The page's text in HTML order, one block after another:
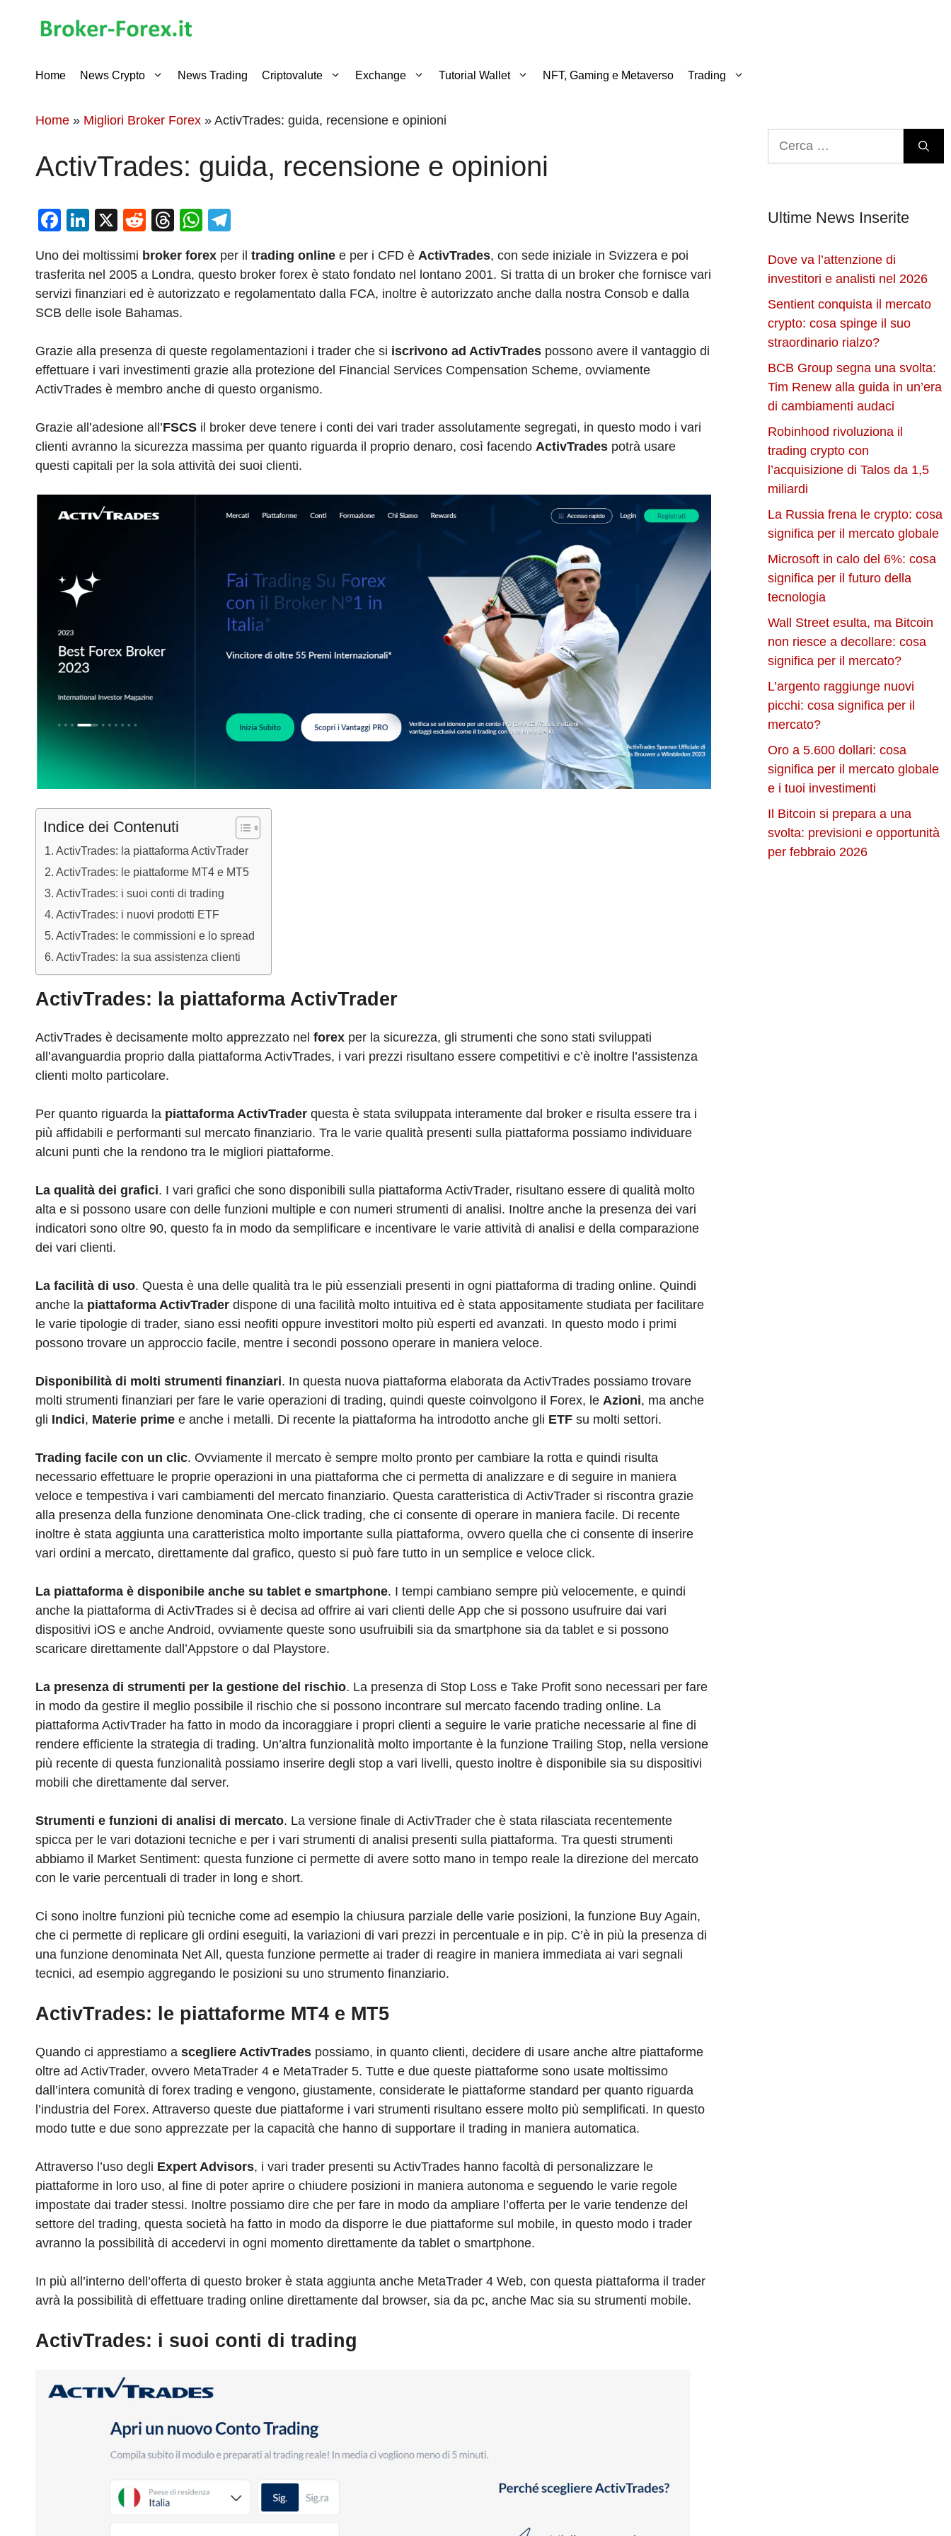
Home News Crypto News Trading Criptovalute Exchange Tutorial Wallet NFT, Gaming e Metaverso Trading
Home » Migliori Broker Forex » ActivTrades: guida, recensione e opinioni
ActivTrades: guida, recensione e opinioni
F
c
e
b
o
k
Li
k
e
dI
X
R
d
di
t
T
e
a
d
W
at
s
p
e
gr
Uno dei moltissimi broker forex per il trading online e per i CFD è ActivTrades, con sede iniziale in Svizzera e poi
trasferita nel 2005 a Londra, questo broker forex è stato fondato nel lontano 2001. Si tratta di un broker che fornisce vari
servizi finanziari ed è autorizzato e regolamentato dalla FCA, inoltre è autorizzato anche dalla nostra Consob e dalla
SCB delle isole Bahamas.
Grazie alla presenza di queste regolamentazioni i trader che si iscrivono ad ActivTrades possono avere il vantaggio di
effettuare i vari investimenti grazie alla protezione del Financial Services Compensation Scheme, ovviamente
ActivTrades è membro anche di questo organismo.
Grazie all’adesione all’FSCS il broker deve tenere i conti dei vari trader assolutamente segregati, in questo modo i vari
clienti avranno la sicurezza massima per quanto riguarda il proprio denaro, così facendo ActivTrades potrà usare
questi capitali per la sola attività dei suoi clienti.
Indice dei Contenuti
ActivTrades: la piattaforma ActivTrader
ActivTrades: le piattaforme MT4 e MT5
ActivTrades: i suoi conti di trading
ActivTrades: i nuovi prodotti ETF
ActivTrades: le commissioni e lo spread
ActivTrades: la sua assistenza clienti
ActivTrades: la piattaforma ActivTrader
ActivTrades è decisamente molto apprezzato nel forex per la sicurezza, gli strumenti che sono stati sviluppati
all’avanguardia proprio dalla piattaforma ActivTrades, i vari prezzi risultano essere competitivi e c’è inoltre l’assistenza
clienti molto particolare.
Per quanto riguarda la piattaforma ActivTrader questa è stata sviluppata interamente dal broker e risulta essere tra i
più affidabili e performanti sul mercato finanziario. Tra le varie qualità presenti sulla piattaforma possiamo individuare
alcuni punti che la rendono tra le migliori piattaforme.
La qualità dei grafici. I vari grafici che sono disponibili sulla piattaforma ActivTrader, risultano essere di qualità molto
alta e si possono usare con delle funzioni multiple e con numeri strumenti di analisi. Inoltre anche la presenza dei vari
indicatori sono oltre 90, questo fa in modo da semplificare e incentivare le varie attività di analisi e della comparazione
dei vari clienti.
La facilità di uso. Questa è una delle qualità tra le più essenziali presenti in ogni piattaforma di trading online. Quindi
anche la piattaforma ActivTrader dispone di una facilità molto intuitiva ed è stata appositamente studiata per facilitare
le varie tipologie di trader, siano essi neofiti oppure investitori molto più esperti ed avanzati. In questo modo i primi
possono trovare un approccio facile, mentre i secondi possono operare in maniera veloce.
Disponibilità di molti strumenti finanziari. In questa nuova piattaforma elaborata da ActivTrades possiamo trovare
molti strumenti finanziari per fare le varie operazioni di trading, quindi queste coinvolgono il Forex, le Azioni, ma anche
gli Indici, Materie prime e anche i metalli. Di recente la piattaforma ha introdotto anche gli ETF su molti settori.
Trading facile con un clic. Ovviamente il mercato è sempre molto pronto per cambiare la rotta e quindi risulta
necessario effettuare le proprie operazioni in una piattaforma che ci permetta di analizzare e di seguire in maniera
veloce e tempestiva i vari cambiamenti del mercato finanziario. Questa caratteristica di ActivTrader si riscontra grazie
alla presenza della funzione denominata One-click trading, che ci consente di operare in maniera facile. Di recente
inoltre è stata aggiunta una caratteristica molto importante sulla piattaforma, ovvero quella che ci consente di inserire
vari ordini a mercato, direttamente dal grafico, questo si può fare tutto in un semplice e veloce click.
La piattaforma è disponibile anche su tablet e smartphone. I tempi cambiano sempre più velocemente, e quindi
anche la piattaforma di ActivTrades si è decisa ad offrire ai vari clienti delle App che si possono usufruire dai vari
dispositivi iOS e anche Android, ovviamente queste sono usufruibili sia da smartphone sia da tablet e si possono
scaricare direttamente dall’Appstore o dal Playstore.
La presenza di strumenti per la gestione del rischio. La presenza di Stop Loss e Take Profit sono necessari per fare
in modo da gestire il meglio possibile il rischio che si possono incontrare sul mercato facendo trading online. La
piattaforma ActivTrader ha fatto in modo da incoraggiare i propri clienti a seguire le varie pratiche necessarie al fine di
rendere efficiente la strategia di trading. Un’altra funzionalità molto importante è la funzione Trailing Stop, nella versione
più recente di questa funzionalità possiamo inserire degli stop a vari livelli, questo inoltre è disponibile sia su dispositivi
mobili che direttamente dal server.
Strumenti e funzioni di analisi di mercato. La versione finale di ActivTrader che è stata rilasciata recentemente
spicca per le vari dotazioni tecniche e per i vari strumenti di analisi presenti sulla piattaforma. Tra questi strumenti
abbiamo il Market Sentiment: questa funzione ci permette di avere sotto mano in tempo reale la direzione del mercato
con le varie percentuali di trader in long e short.
Ci sono inoltre funzioni più tecniche come ad esempio la chiusura parziale delle varie posizioni, la funzione Buy Again,
che ci permette di replicare gli ordini eseguiti, la variazioni di vari prezzi in percentuale e in pip. C’è in più la presenza di
una funzione denominata Net All, questa funzione permette ai trader di reagire in maniera immediata ai vari segnali
tecnici, ad esempio aggregando le posizioni su uno strumento finanziario.
ActivTrades: le piattaforme MT4 e MT5
Quando ci apprestiamo a scegliere ActivTrades possiamo, in quanto clienti, decidere di usare anche altre piattaforme
oltre ad ActivTrader, ovvero MetaTrader 4 e MetaTrader 5. Tutte e due queste piattaforme sono usate moltissimo
dall’intera comunità di forex trading e vengono, giustamente, considerate le piattaforme standard per quanto riguarda
l’industria del Forex. Attraverso queste due piattaforme i vari strumenti risultano essere molto più semplificati. In questo
modo tutte e due sono apprezzate per la capacità che hanno di supportare il trading in maniera automatica.
Attraverso l’uso degli Expert Advisors, i vari trader presenti su ActivTrades hanno facoltà di personalizzare le
piattaforme in loro uso, al fine di poter aprire o chiudere posizioni in maniera autonoma e seguendo le varie regole
impostate dai trader stessi. Inoltre possiamo dire che per fare in modo da ampliare l’offerta per le varie tendenze del
settore del trading, questa società ha fatto in modo da disporre le due piattaforme sul mobile, in questo modo i trader
avranno la possibilità di accedervi in ogni momento direttamente da tablet o smartphone.
In più all’interno dell’offerta di questo broker è stata aggiunta anche MetaTrader 4 Web, con questa piattaforma il trader
avrà la possibilità di effettuare trading online direttamente dal browser, sia da pc, anche Mac sia su strumenti mobile.
ActivTrades: i suoi conti di trading
Ultime News Inserite
Dove va l’attenzione di
investitori e analisti nel 2026
Sentient conquista il mercato
crypto: cosa spinge il suo
straordinario rialzo?
BCB Group segna una svolta:
Tim Renew alla guida in un’era
di cambiamenti audaci
Robinhood rivoluziona il
trading crypto con
l’acquisizione di Talos da 1,5
miliardi
La Russia frena le crypto: cosa
significa per il mercato globale
Microsoft in calo del 6%: cosa
significa per il futuro della
tecnologia
Wall Street esulta, ma Bitcoin
non riesce a decollare: cosa
significa per il mercato?
L’argento raggiunge nuovi
picchi: cosa significa per il
mercato?
Oro a 5.600 dollari: cosa
significa per il mercato globale
e i tuoi investimenti
Il Bitcoin si prepara a una
svolta: previsioni e opportunità
per febbraio 2026